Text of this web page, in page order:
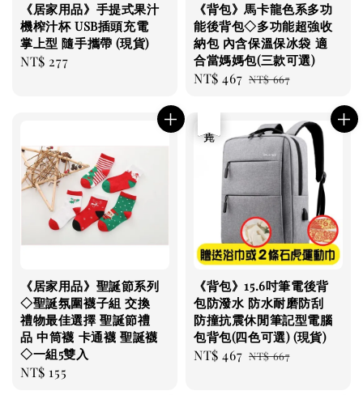
《居家用品》手提式果汁
機榨汁杯 USB插頭充電
掌上型 隨手攜帶 (現貨)
Regular
NT$ 277
《背包》馬卡龍色系多功
能後背包◇多功能超強收
納包 內含保溫保冰袋 適
合當媽媽包(三款可選)
Sale
NT$ 467 Regular
NT$ 667
《居家用品》聖誕節系列
◇聖誕氛圍襪子組 交換
禮物最佳選擇 聖誕節禮
品 中筒襪 卡通襪 聖誕襪
◇一組5雙入
Regular
NT$ 155
《背包》15.6吋筆電後背
包防潑水 防水耐磨防刮
防撞抗震休閒筆記型電腦
包背包(四色可選) (現貨)
Sale
NT$ 467 Regular
NT$ 667